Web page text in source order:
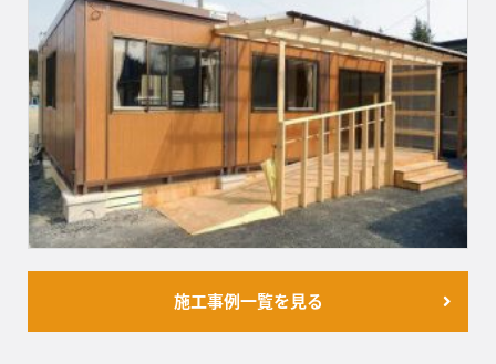
施工事例一覧を見る